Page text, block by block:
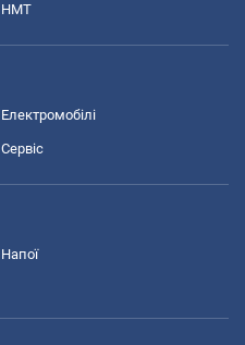
НМТ
Електромобілі
Сервіс
Напої